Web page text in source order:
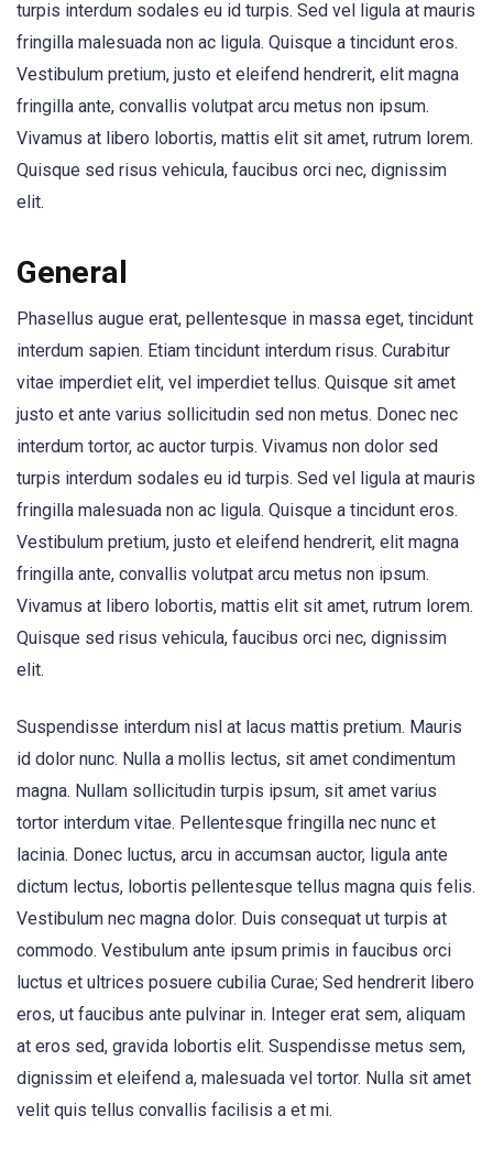
turpis interdum sodales eu id turpis. Sed vel ligula at mauris
fringilla malesuada non ac ligula. Quisque a tincidunt eros.
Vestibulum pretium, justo et eleifend hendrerit, elit magna
fringilla ante, convallis volutpat arcu metus non ipsum.
Vivamus at libero lobortis, mattis elit sit amet, rutrum lorem.
Quisque sed risus vehicula, faucibus orci nec, dignissim
elit.
General
Phasellus augue erat, pellentesque in massa eget, tincidunt
interdum sapien. Etiam tincidunt interdum risus. Curabitur
vitae imperdiet elit, vel imperdiet tellus. Quisque sit amet
justo et ante varius sollicitudin sed non metus. Donec nec
interdum tortor, ac auctor turpis. Vivamus non dolor sed
turpis interdum sodales eu id turpis. Sed vel ligula at mauris
fringilla malesuada non ac ligula. Quisque a tincidunt eros.
Vestibulum pretium, justo et eleifend hendrerit, elit magna
fringilla ante, convallis volutpat arcu metus non ipsum.
Vivamus at libero lobortis, mattis elit sit amet, rutrum lorem.
Quisque sed risus vehicula, faucibus orci nec, dignissim
elit.
Suspendisse interdum nisl at lacus mattis pretium. Mauris
id dolor nunc. Nulla a mollis lectus, sit amet condimentum
magna. Nullam sollicitudin turpis ipsum, sit amet varius
tortor interdum vitae. Pellentesque fringilla nec nunc et
lacinia. Donec luctus, arcu in accumsan auctor, ligula ante
dictum lectus, lobortis pellentesque tellus magna quis felis.
Vestibulum nec magna dolor. Duis consequat ut turpis at
commodo. Vestibulum ante ipsum primis in faucibus orci
luctus et ultrices posuere cubilia Curae; Sed hendrerit libero
eros, ut faucibus ante pulvinar in. Integer erat sem, aliquam
at eros sed, gravida lobortis elit. Suspendisse metus sem,
dignissim et eleifend a, malesuada vel tortor. Nulla sit amet
velit quis tellus convallis facilisis a et mi.